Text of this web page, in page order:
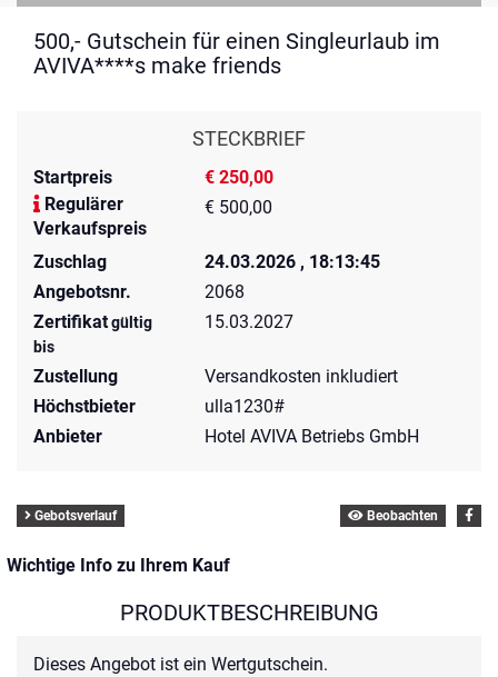
500,- Gutschein für einen Singleurlaub im
AVIVA****s make friends
STECKBRIEF
Startpreis
€ 250,00
Regulärer
Verkaufspreis
€ 500,00
Zuschlag
24.03.2026 , 18:13:45
Angebotsnr.
2068
Zertifikatgültig
bis
15.03.2027
Zustellung
Versandkosten inkludiert
Höchstbieter
ulla1230#
Anbieter
Hotel AVIVA Betriebs GmbH
Gebotsverlauf Beobachten
Wichtige Info zu Ihrem Kauf
PRODUKTBESCHREIBUNG
Dieses Angebot ist ein Wertgutschein.